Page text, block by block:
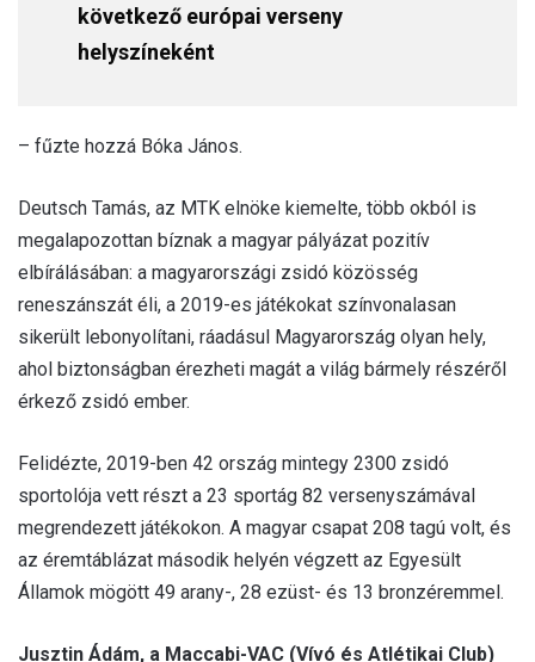
következő európai verseny
helyszíneként
– fűzte hozzá Bóka János.
Deutsch Tamás, az MTK elnöke kiemelte, több okból is
megalapozottan bíznak a magyar pályázat pozitív
elbírálásában: a magyarországi zsidó közösség
reneszánszát éli, a 2019-es játékokat színvonalasan
sikerült lebonyolítani, ráadásul Magyarország olyan hely,
ahol biztonságban érezheti magát a világ bármely részéről
érkező zsidó ember.
Felidézte, 2019-ben 42 ország mintegy 2300 zsidó
sportolója vett részt a 23 sportág 82 versenyszámával
megrendezett játékokon. A magyar csapat 208 tagú volt, és
az éremtáblázat második helyén végzett az Egyesült
Államok mögött 49 arany-, 28 ezüst- és 13 bronzéremmel.
Jusztin Ádám, a Maccabi-VAC (Vívó és Atlétikai Club)